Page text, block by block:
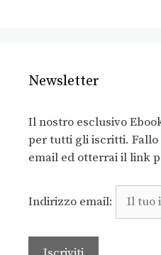
Newsletter
Il nostro esclusivo
per tutti gli iscritti. Fallo
email ed otterrai il link
Indirizzo email: